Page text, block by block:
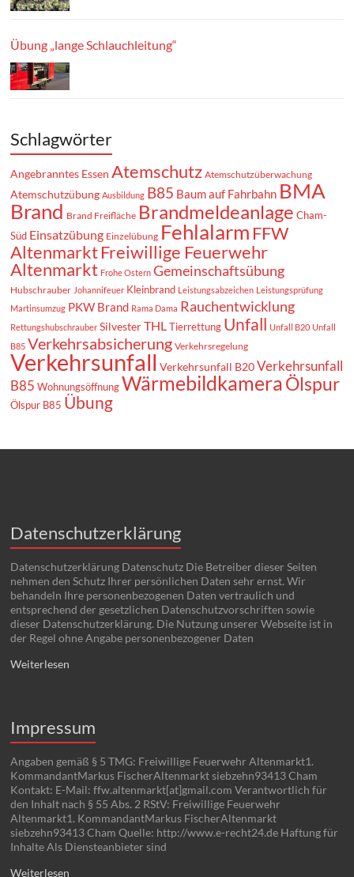
Übung „lange Schlauchleitung“
Schlagwörter
Angebranntes Essen Atemschutz Atemschutzüberwachung
Atemschutzübung Ausbildung B85 Baum auf Fahrbahn BMA
Brand Brand Freifläche Brandmeldeanlage Cham-
Süd Einsatzübung Einzelübung Fehlalarm FFW
AltenmarktFreiwillige Feuerwehr
Altenmarkt Frohe Ostern Gemeinschaftsübung
Hubschrauber Johannifeuer Kleinbrand Leistungsabzeichen Leistungsprüfung
Martinsumzug PKW Brand Rama Dama Rauchentwicklung
Rettungshubschrauber Silvester THL Tierrettung Unfall Unfall B20 Unfall
B85 Verkehrsabsicherung Verkehrsregelung
Verkehrsunfall Verkehrsunfall B20 Verkehrsunfall
B85 Wohnungsöffnung WärmebildkameraÖlspur
Ölspur B85 Übung
Datenschutzerklärung
Datenschutzerklärung Datenschutz Die Betreiber dieser Seiten
nehmen den Schutz Ihrer persönlichen Daten sehr ernst. Wir
behandeln Ihre personenbezogenen Daten vertraulich und
entsprechend der gesetzlichen Datenschutzvorschriften sowie
dieser Datenschutzerklärung. Die Nutzung unserer Webseite ist in
der Regel ohne Angabe personenbezogener Daten
Weiterlesen
Impressum
Angaben gemäß § 5 TMG: Freiwillige Feuerwehr Altenmarkt1.
KommandantMarkus FischerAltenmarkt siebzehn93413 Cham
Kontakt: E-Mail: ffw.altenmarkt[at]gmail.com Verantwortlich für
den Inhalt nach § 55 Abs. 2 RStV: Freiwillige Feuerwehr
Altenmarkt1. KommandantMarkus FischerAltenmarkt
siebzehn93413 Cham Quelle: http://www.e-recht24.de Haftung für
Inhalte Als Diensteanbieter sind
Weiterlesen